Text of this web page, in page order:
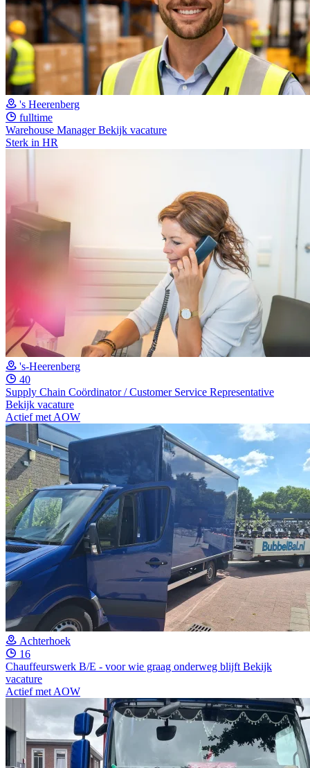
's Heerenberg
fulltime
Warehouse Manager Bekijk vacature
Sterk in HR
's-Heerenberg
40
Supply Chain Coördinator / Customer Service Representative
Bekijk vacature
Actief met AOW
Achterhoek
16
Chauffeurswerk B/E - voor wie graag onderweg blijft Bekijk
vacature
Actief met AOW